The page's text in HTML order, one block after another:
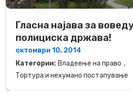
Гласна најава за
полициска држава!
октомври 10, 2014
Категории: Владеење на право ,
Тортура и нехумано постапување